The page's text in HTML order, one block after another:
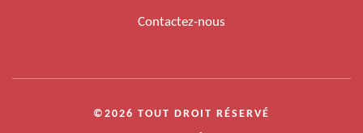
Contactez-nous
©2026 TOUT DROIT RÉSERVÉ